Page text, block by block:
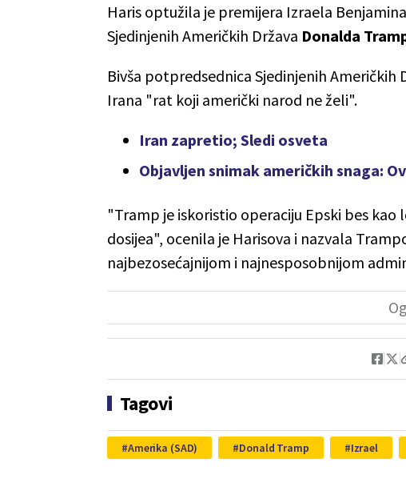
Haris optužila je premijera Izraela
Sjedinjenih Američkih Država Donalda
Bivša potpredsednica Sjedinjenih
Irana "rat koji američki narod ne želi".
Iran zapretio; Sledi osveta
Objavljen snimak američkih snaga:
"Tramp je iskoristio operaciju Epski bes
dosijea", ocenila je Harisova i nazvala
najbezosećajnijom i najnesposobnijom
Tagovi
Amerika (SAD) Donald Tramp Izrael